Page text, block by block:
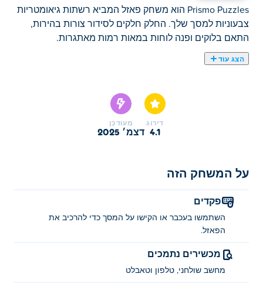
Prismo Puzzles הוא משחק פאזל המביא רשתות גיאומטריות
צבעוניות למסך שלך. החלק חלקים לסידור צורות בהירות,
התאם בלוקים ופנה לוחות במאות רמות מאתגרות.
הצג עוד
פאזלים שונים, כל אחד מציע את האתגר הייחודי שלו וחזותיים
Puzzles מבטיח שעות של כיף לאוהבי פאזלים בכל הגילאים.
איך לשחק ב-Prismo Puzzles?
השתמש בעכבר או הקש על המסך כדי להרכיב את הפאזל!
דירוג
4.1
מְעוּדכָּן
דצמ׳ 2025
על המשחק הזה
פקדים
השתמשו בעכבר או הקישו על המסך כדי להרכיב את
הפאזל.
מכשירים נתמכים
מחשב שולחני, טלפון וטאבלט